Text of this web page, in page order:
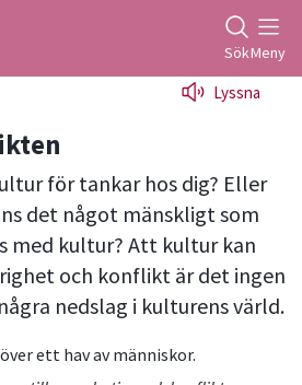
startsida SökMeny
Lyssna
för tankar hos dig? Eller
det något mänskligt som
med kultur? Att kultur kan
och konflikt är det ingen
nedslag i kulturens värld.